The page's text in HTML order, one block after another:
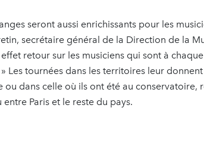
seront aussi enrichissants pour les
secrétaire général de la Direction de la
effet retour sur les musiciens qui sont à
Les tournées dans les territoires leur
ou dans celle où ils ont été au
entre Paris et le reste du pays.